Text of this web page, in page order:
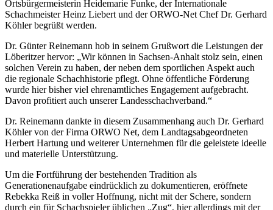
Ortsbürgermeisterin Heidemarie Funke, der Internationale
Schachmeister Heinz Liebert und der ORWO-Net Chef Dr. Gerhard
Köhler begrüßt werden.
Dr. Günter Reinemann hob in seinem Grußwort die Leistungen der
Löberitzer hervor: „Wir können in Sachsen-Anhalt stolz sein, einen
solchen Verein zu haben, der neben dem sportlichen Aspekt auch
die regionale Schachhistorie pflegt. Ohne öffentliche Förderung
wurde hier bisher viel ehrenamtliches Engagement aufgebracht.
Davon profitiert auch unserer Landesschachverband.“
Dr. Reinemann dankte in diesem Zusammenhang auch Dr. Gerhard
Köhler von der Firma ORWO Net, dem Landtagsabgeordneten
Herbert Hartung und weiterer Unternehmen für die geleistete ideelle
und materielle Unterstützung.
Um die Fortführung der bestehenden Tradition als
Generationenaufgabe eindrücklich zu dokumentieren, eröffnete
Rebekka Reiß in voller Hoffnung, nicht mit der Schere, sondern
durch ein für Schachspieler üblichen „Zug“, hier allerdings mit der